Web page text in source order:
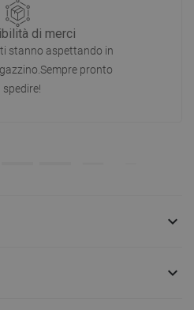
di merci
stanno aspettando in
pronto
spedire!

